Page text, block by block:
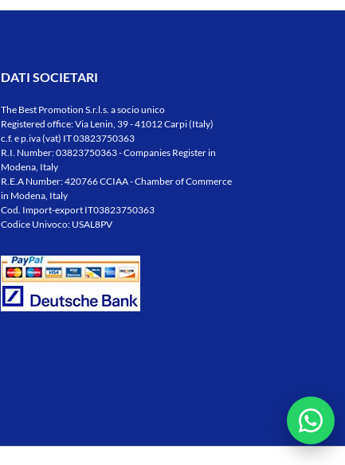
DATI SOCIETARI
The Best Promotion S.r.l.s. a socio unico
Registered office: Via Lenin, 39 - 41012 Carpi (Italy)
c.f. e p.iva (vat) IT 03823750363
R.I. Number: 03823750363 - Companies Register in
Modena, Italy
R.E.A Number: 420766 CCIAA - Chamber of Commerce
in Modena, Italy
Cod. Import-export IT03823750363
Codice Univoco: USAL8PV